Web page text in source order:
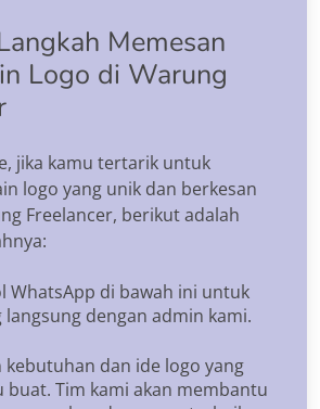
Memesan
Logo di Warung
jika kamu tertarik untuk
logo yang unik dan berkesan
Freelancer, berikut adalah
WhatsApp di bawah ini untuk
dengan admin kami.
kebutuhan dan ide logo yang
buat. Tim kami akan membantu